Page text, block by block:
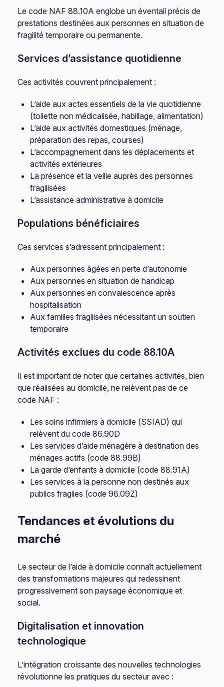
Le code NAF 88.10A englobe un éventail précis de
prestations destinées aux personnes en situation de
fragilité temporaire ou permanente.
Services d’assistance quotidienne
Ces activités couvrent principalement :
L’aide aux actes essentiels de la vie quotidienne
(toilette non médicalisée, habillage, alimentation)
L’aide aux activités domestiques (ménage,
préparation des repas, courses)
L’accompagnement dans les déplacements et
activités extérieures
La présence et la veille auprès des personnes
fragilisées
L’assistance administrative à domicile
Populations bénéficiaires
Ces services s’adressent principalement :
Aux personnes âgées en perte d’autonomie
Aux personnes en situation de handicap
Aux personnes en convalescence après
hospitalisation
Aux familles fragilisées nécessitant un soutien
temporaire
Activités exclues du code 88.10A
Il est important de noter que certaines activités, bien
que réalisées au domicile, ne relèvent pas de ce
code NAF :
Les soins infirmiers à domicile (SSIAD) qui
relèvent du code 86.90D
Les services d’aide ménagère à destination des
ménages actifs (code 88.99B)
La garde d’enfants à domicile (code 88.91A)
Les services à la personne non destinés aux
publics fragiles (code 96.09Z)
Tendances et évolutions du
marché
Le secteur de l’aide à domicile connaît actuellement
des transformations majeures qui redessinent
progressivement son paysage économique et
social.
Digitalisation et innovation
technologique
L’intégration croissante des nouvelles technologies
révolutionne les pratiques du secteur avec :